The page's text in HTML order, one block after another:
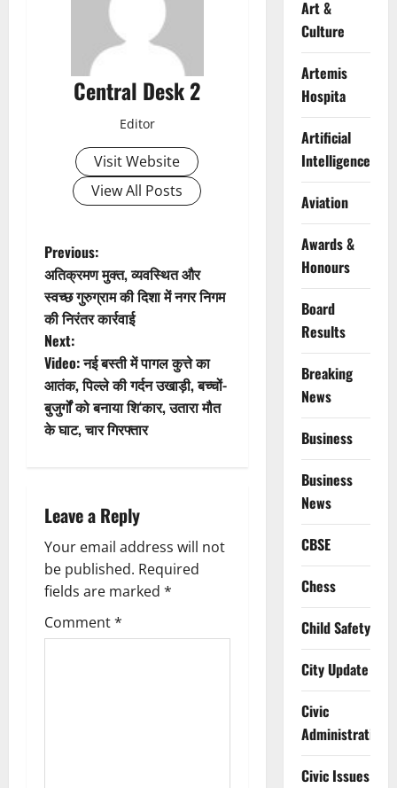
Central Desk 2
Editor
Visit Website
View All Posts
P
o
s
t
n
a
i
g
a
t
Previous:
अतिक्रमण मुक्त, व्यवस्थित और
स्वच्छ गुरुग्राम की दिशा में नगर निगम
की निरंतर कार्रवाई
Next:
Video: नई बस्ती में पागल कुत्ते का
आतंक, पिल्ले की गर्दन उखाड़ी, बच्चों-
बुजुर्गों को बनाया शि‘कार, उतारा मौत
के घाट, चार गिरफ्तार
Leave a Reply
Your email address will not
be published. Required
fields are marked *
Comment*
Art &
Culture
Artemis
Hospita
Artificial
Intelligence
Aviation
Awards &
Honours
Board
Results
Breaking
News
Business
Business
News
CBSE
Chess
Child Safety
City Update
Civic
Administration
Civic Issues